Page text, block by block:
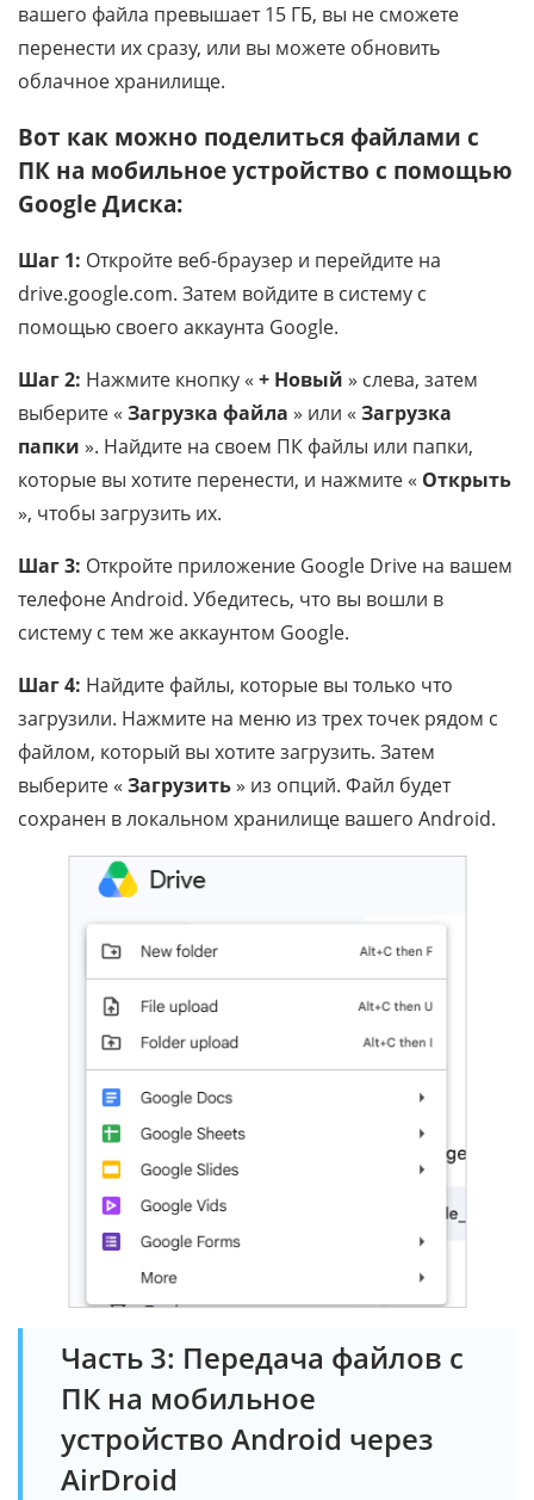
вашего файла превышает 15 ГБ, вы не сможете
перенести их сразу, или вы можете обновить
облачное хранилище.
Вот как можно поделиться файлами с
ПК на мобильное устройство с помощью
Google Диска:
Шаг 1: Откройте веб-браузер и перейдите на
drive.google.com. Затем войдите в систему с
помощью своего аккаунта Google.
Шаг 2: Нажмите кнопку « + Новый » слева, затем
выберите « Загрузка файла » или « Загрузка
папки ». Найдите на своем ПК файлы или папки,
которые вы хотите перенести, и нажмите « Открыть
», чтобы загрузить их.
Шаг 3: Откройте приложение Google Drive на вашем
телефоне Android. Убедитесь, что вы вошли в
систему с тем же аккаунтом Google.
Шаг 4: Найдите файлы, которые вы только что
загрузили. Нажмите на меню из трех точек рядом с
файлом, который вы хотите загрузить. Затем
выберите « Загрузить» из опций. Файл будет
сохранен в локальном хранилище вашего Android.
Часть 3: Передача файлов с
ПК на мобильное
устройство Android через
AirDroid